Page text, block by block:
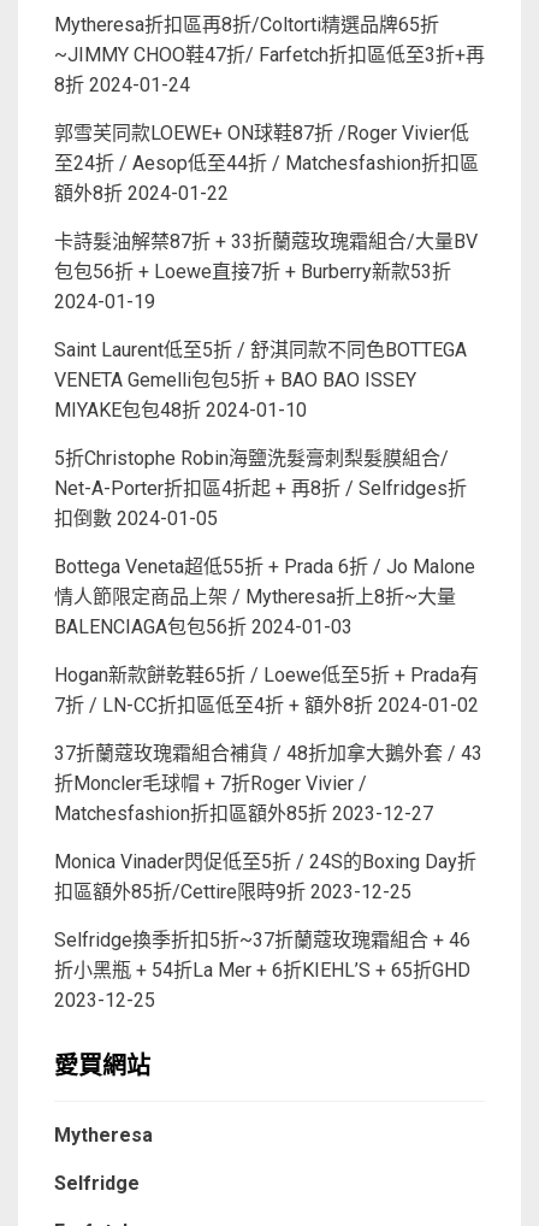
Mytheresa折扣區再8折/Coltorti精選品牌65折
~JIMMY CHOO鞋47折/ Farfetch折扣區低至3折+再
8折 2024-01-24
郭雪芙同款LOEWE+ ON球鞋87折 /Roger Vivier低
至24折 / Aesop低至44折 / Matchesfashion折扣區
額外8折 2024-01-22
卡詩髮油解禁87折 + 33折蘭蔻玫瑰霜組合/大量BV
包包56折 + Loewe直接7折 + Burberry新款53折
2024-01-19
Saint Laurent低至5折 / 舒淇同款不同色BOTTEGA
VENETA Gemelli包包5折 + BAO BAO ISSEY
MIYAKE包包48折 2024-01-10
5折Christophe Robin海鹽洗髮膏刺梨髮膜組合/
Net-A-Porter折扣區4折起 + 再8折 / Selfridges折
扣倒數 2024-01-05
Bottega Veneta超低55折 + Prada 6折 / Jo Malone
情人節限定商品上架 / Mytheresa折上8折~大量
BALENCIAGA包包56折 2024-01-03
Hogan新款餅乾鞋65折 / Loewe低至5折 + Prada有
7折 / LN-CC折扣區低至4折 + 額外8折 2024-01-02
37折蘭蔻玫瑰霜組合補貨 / 48折加拿大鵝外套 / 43
折Moncler毛球帽 + 7折Roger Vivier /
Matchesfashion折扣區額外85折 2023-12-27
Monica Vinader閃促低至5折 / 24S的Boxing Day折
扣區額外85折/Cettire限時9折 2023-12-25
Selfridge換季折扣5折~37折蘭蔻玫瑰霜組合 + 46
折小黑瓶 + 54折La Mer + 6折KIEHL’S + 65折GHD
2023-12-25
愛買網站
Mytheresa
Selfridge